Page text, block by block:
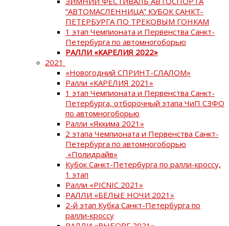
“АВТОМАСЛЕННИЦА” КУБОК САНКТ-
ПЕТЕРБУРГА ПО ТРЕКОВЫМ ГОНКАМ
1 этап Чемпионата и Первенства Санкт-
Петербурга по автомногоборью
РАЛЛИ «КАРЕЛИЯ 2022»
2021
«Новогодний СПРИНТ-СЛАЛОМ»
Ралли «КАРЕЛИЯ 2021»
1 этап Чемпионата и Первенства Санкт-
Петербурга, отборочный этапа ЧиП СЗФО
по автомногоборью
Ралли «Яккима 2021»
2 этапа Чемпионата и Первенства Санкт-
Петербурга по автомногоборью
«Полидрайв»
Кубок Санкт-Петербурга по ралли-кроссу,
1 этап
Ралли «PICNIC 2021»
РАЛЛИ «БЕЛЫЕ НОЧИ 2021»
2-й этап Кубка Санкт-Петербурга по
ралли-кроссу